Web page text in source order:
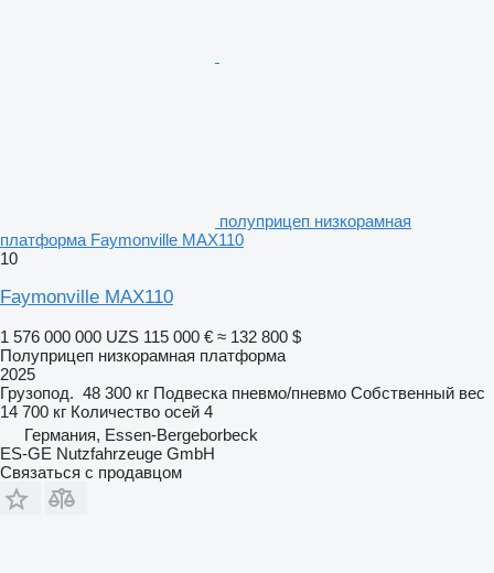
полуприцеп низкорамная
платформа Faymonville MAX110
10
Faymonville MAX110
1 576 000 000 UZS 115 000 € ≈ 132 800 $
Полуприцеп низкорамная платформа
2025
Грузопод. 48 300 кг Подвеска пневмо/пневмо Собственный вес
14 700 кг Количество осей 4
Германия, Essen-Bergeborbeck
ES-GE Nutzfahrzeuge GmbH
Связаться с продавцом